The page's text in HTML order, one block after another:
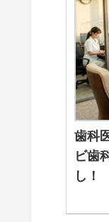
歯科
ビ歯
し！